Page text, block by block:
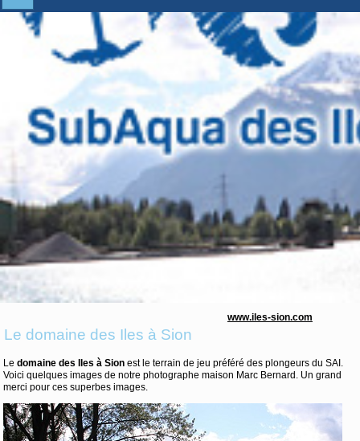
Le domaine des Iles à Sion
www.iles-sion.com
Le domaine des Iles à Sionest le terrain de jeu préféré des plongeurs du SAI.
Voici quelques images de notre photographe maison Marc Bernard. Un grand
merci pour ces superbes images.